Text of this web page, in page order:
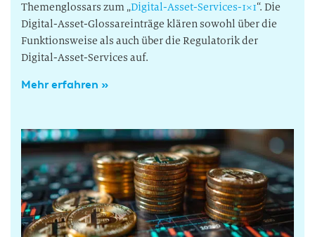
Themenglossars zum „Digital-Asset-Services-1×1“. Die
Digital-Asset-Glossareinträge klären sowohl über die
Funktionsweise als auch über die Regulatorik der
Digital-Asset-Services auf.
Mehr erfahren »